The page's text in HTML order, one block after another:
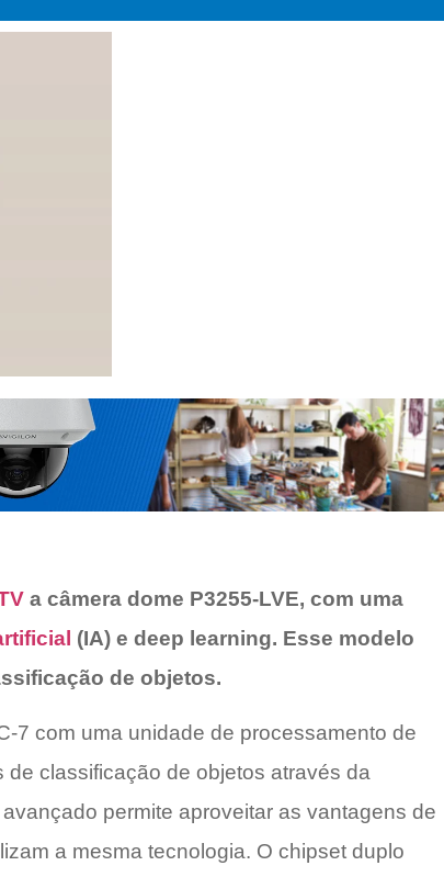
a câmera dome P3255-LVE, com uma
(IA) e deep learning. Esse modelo
de objetos.
7 com uma unidade de processamento de
classificação de objetos através da
permite aproveitar as vantagens de
a mesma tecnologia. O chipset duplo